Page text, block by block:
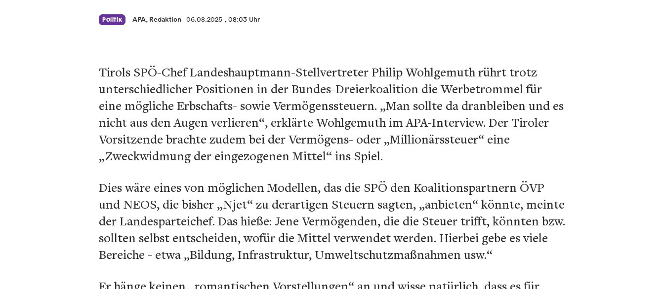
Politik APA, Redaktion 06.08.2025 , 08:03 Uhr
Tirols SPÖ-Chef Landeshauptmann-Stellvertreter Philip Wohlgemuth rührt trotz
unterschiedlicher Positionen in der Bundes-Dreierkoalition die Werbetrommel für
eine mögliche Erbschafts- sowie Vermögenssteuern. „Man sollte da dranbleiben und es
nicht aus den Augen verlieren“, erklärte Wohlgemuth im APA-Interview. Der Tiroler
Vorsitzende brachte zudem bei der Vermögens- oder „Millionärssteuer“ eine
„Zweckwidmung der eingezogenen Mittel“ ins Spiel.
Dies wäre eines von möglichen Modellen, das die SPÖ den Koalitionspartnern ÖVP
und NEOS, die bisher „Njet“ zu derartigen Steuern sagten, „anbieten“ könnte, meinte
der Landesparteichef. Das hieße: Jene Vermögenden, die die Steuer trifft, könnten bzw.
sollten selbst entscheiden, wofür die Mittel verwendet werden. Hierbei gebe es viele
Bereiche - etwa „Bildung, Infrastruktur, Umweltschutzmaßnahmen usw.“